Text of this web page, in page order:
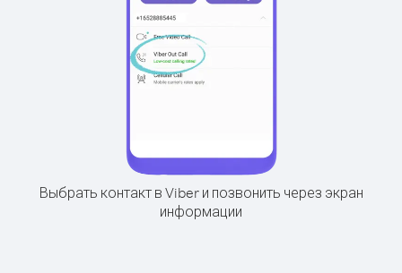
Выбрать контакт в Viber и позвонить через экран
информации